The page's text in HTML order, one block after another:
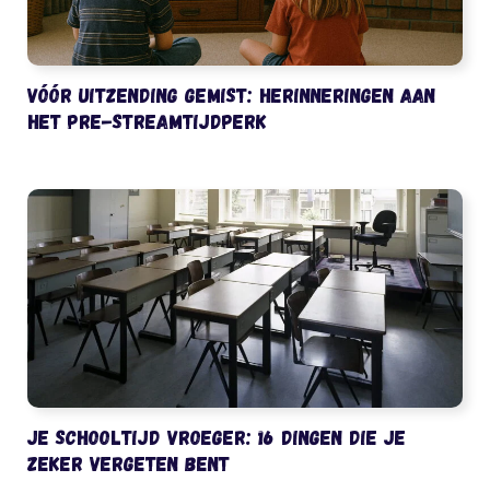
Vóór uitzending gemist: herinneringen aan
het pre-streamtijdperk
Je schooltijd vroeger: 16 dingen die je
zeker vergeten bent